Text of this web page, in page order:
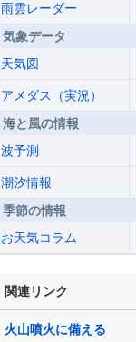
雨雲レーダー
気象データ
天気図
アメダス（実況）
海と風の情報
波予測
潮汐情報
季節の情報
お天気コラム
関連リンク
火山噴火に備える